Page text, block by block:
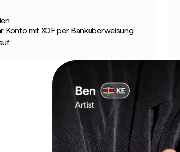
Konto mit XOF per Banküberweisung